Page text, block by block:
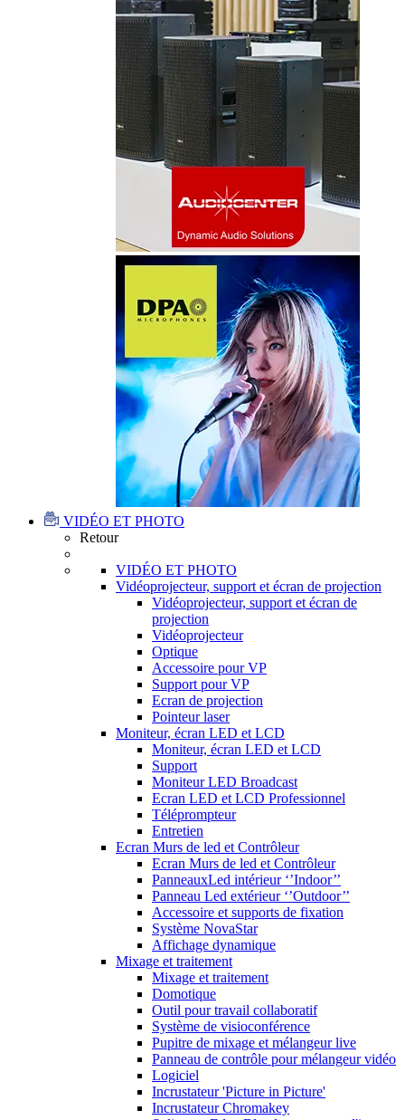
VIDÉO ET PHOTO
Retour
VIDÉO ET PHOTO
Vidéoprojecteur, support et écran de projection
Vidéoprojecteur, support et écran de
projection
Vidéoprojecteur
Optique
Accessoire pour VP
Support pour VP
Ecran de projection
Pointeur laser
Moniteur, écran LED et LCD
Moniteur, écran LED et LCD
Support
Moniteur LED Broadcast
Ecran LED et LCD Professionnel
Téléprompteur
Entretien
Ecran Murs de led et Contrôleur
Ecran Murs de led et Contrôleur
PanneauxLed intérieur ‘’Indoor’’
Panneau Led extérieur ‘’Outdoor’’
Accessoire et supports de fixation
Système NovaStar
Affichage dynamique
Mixage et traitement
Mixage et traitement
Domotique
Outil pour travail collaboratif
Système de visioconférence
Pupitre de mixage et mélangeur live
Panneau de contrôle pour mélangeur vidéo
Logiciel
Incrustateur 'Picture in Picture'
Incrustateur Chromakey